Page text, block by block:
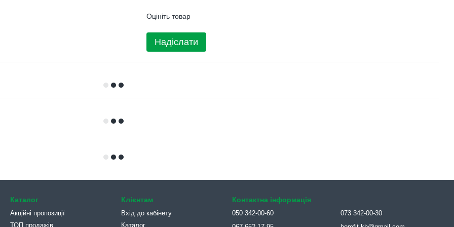
Оцініть товар
Надіслати
Каталог
Акційні пропозиції
ТОП продажів
Клієнтам
Вхід до кабінету
Каталог
Контактна інформація
050 342-00-60
073 342-00-30